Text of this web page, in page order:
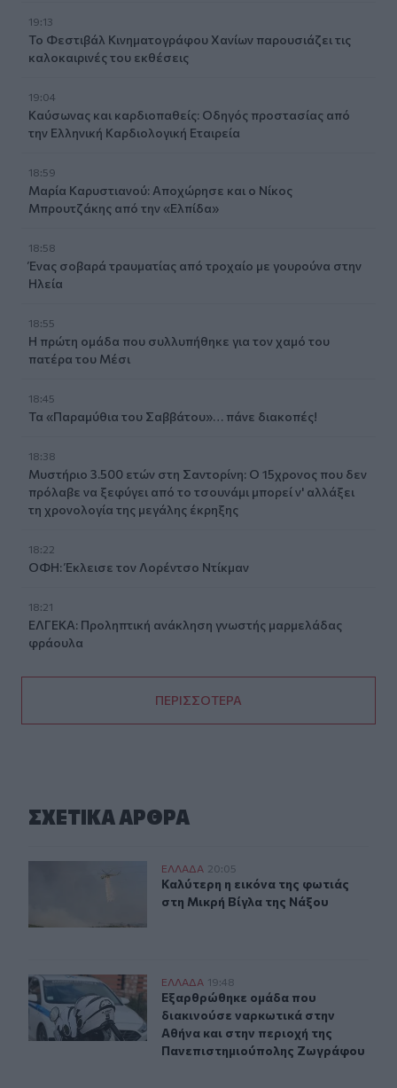
19:13
Το Φεστιβάλ Κινηματογράφου Χανίων παρουσιάζει τις
καλοκαιρινές του εκθέσεις
19:04
Καύσωνας και καρδιοπαθείς: Οδηγός προστασίας από
την Ελληνική Καρδιολογική Εταιρεία
18:59
Μαρία Καρυστιανού: Αποχώρησε και ο Νίκος
Μπρουτζάκης από την «Ελπίδα»
18:58
Ένας σοβαρά τραυματίας από τροχαίο με γουρούνα στην
Ηλεία
18:55
Η πρώτη ομάδα που συλλυπήθηκε για τον χαμό του
πατέρα του Μέσι
18:45
Τα «Παραμύθια του Σαββάτου»… πάνε διακοπές!
18:38
Μυστήριο 3.500 ετών στη Σαντορίνη: Ο 15χρονος που δεν
πρόλαβε να ξεφύγει από το τσουνάμι μπορεί ν' αλλάξει
τη χρονολογία της μεγάλης έκρηξης
18:22
ΟΦΗ: Έκλεισε τον Λορέντσο Ντίκμαν
18:21
ΕΛΓΕΚΑ: Προληπτική ανάκληση γνωστής μαρμελάδας
φράουλα
ΠΕΡΙΣΣΟΤΕΡΑ
ΣΧΕΤΙΚA AΡΘΡΑ
Καλύτερη η εικόνα της φωτιάς στη Μικρή Βίγλα της
ΕΛΛAΔΑ 20:05
Καλύτερη η εικόνα της φωτιάς στη
Καλύτερη η εικόνα της φωτιάς
στη Μικρή Βίγλα της Νάξου
Εξαρθρώθηκε ομάδα που διακινούσε ναρκωτικά στην
ΕΛΛAΔΑ 19:48
Εξαρθρώθηκε ομάδα που
Εξαρθρώθηκε ομάδα που
διακινούσε ναρκωτικά στην
Αθήνα και στην περιοχή της
Πανεπιστημιούπολης Ζωγράφου